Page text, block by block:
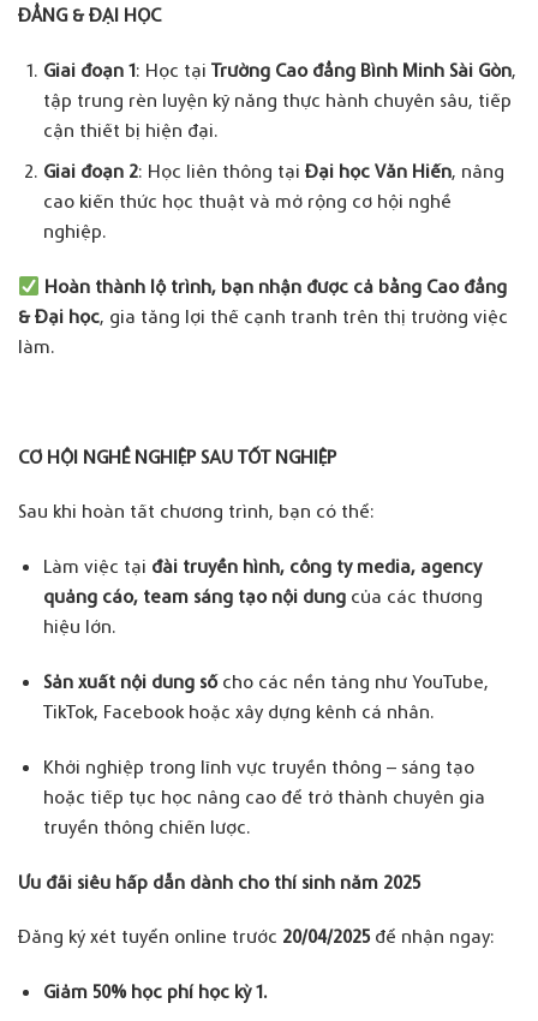
ĐẲNG & ĐẠI HỌC
Giai đoạn 1: Học tại Trường Cao đẳng Bình Minh Sài Gòn,
tập trung rèn luyện kỹ năng thực hành chuyên sâu, tiếp
cận thiết bị hiện đại.
Giai đoạn 2: Học liên thông tại Đại học Văn Hiến, nâng
cao kiến thức học thuật và mở rộng cơ hội nghề
nghiệp.
Hoàn thành lộ trình, bạn nhận được cả bằng Cao đẳng
& Đại học, gia tăng lợi thế cạnh tranh trên thị trường việc
làm.
CƠ HỘI NGHỀ NGHIỆP SAU TỐT NGHIỆP
Sau khi hoàn tất chương trình, bạn có thể:
Làm việc tại đài truyền hình, công ty media, agency
quảng cáo, team sáng tạo nội dungcủa các thương
hiệu lớn.
Sản xuất nội dung sốcho các nền tảng như YouTube,
TikTok, Facebook hoặc xây dựng kênh cá nhân.
Khởi nghiệp trong lĩnh vực truyền thông – sáng tạo
hoặc tiếp tục học nâng cao để trở thành chuyên gia
truyền thông chiến lược.
Ưu đãi siêu hấp dẫn dành cho thí sinh năm 2025
Đăng ký xét tuyển online trước 20/04/2025để nhận ngay:
Giảm 50% học phí học kỳ 1.